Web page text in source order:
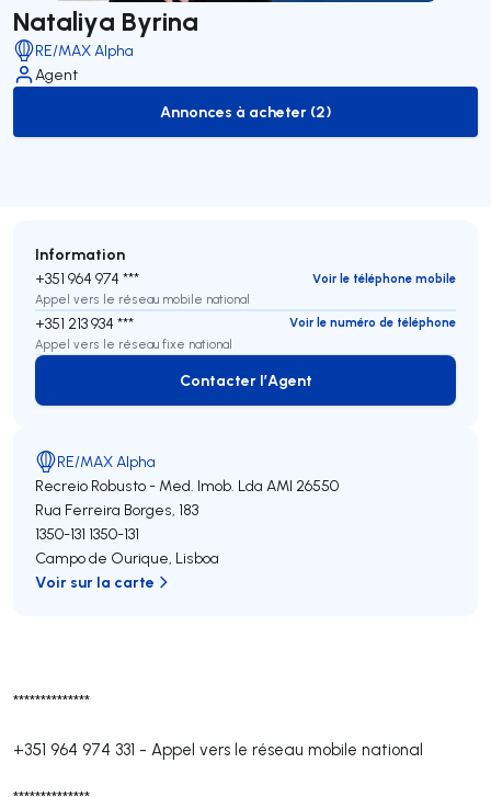
Nataliya Byrina
RE/MAX Alpha
Agent
to-buy-listing
Annonces à acheter (2)
**************
+351 964 974 331 - Appel vers le réseau mobile national
Information
+351 964 974 ***
Voir le téléphone mobile
Appel vers le réseau mobile national
+351 213 934 ***
Voir le numéro de téléphone
Appel vers le réseau fixe national
Contacter l’Agent
Contacter l’Agent
RE/MAX Alpha
Recreio Robusto - Med. Imob. Lda AMI 26550
Rua Ferreira Borges, 183
1350-131 1350-131
Campo de Ourique, Lisboa
Voir sur la carte